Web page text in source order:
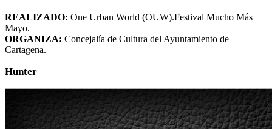
REALIZADO: One Urban World (OUW).Festival Mucho Más
Mayo.
ORGANIZA: Concejalía de Cultura del Ayuntamiento de
Cartagena.
Hunter